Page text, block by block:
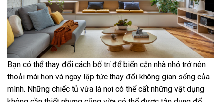
Bạn có thể thay đổi cách bố trí để biến căn nhà nhỏ trở nên
thoải mái hơn và ngay lập tức thay đổi không gian sống của
mình. Những chiếc tủ vừa là nơi có thể cất những vật dụng